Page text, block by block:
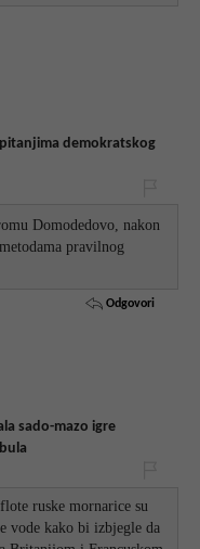
demokratskog
Domodedovo, nakon
pravilnog
Odgovori
sado-mazo igre
ruske mornarice su
vode kako bi izbjegle da